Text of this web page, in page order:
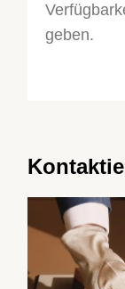
geben.